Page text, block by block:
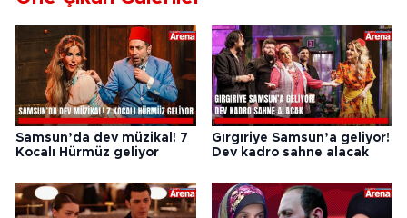
Samsun’da dev müzikal! 7
Kocalı Hürmüz geliyor
Gırgıriye Samsun’a geliyor!
Dev kadro sahne alacak